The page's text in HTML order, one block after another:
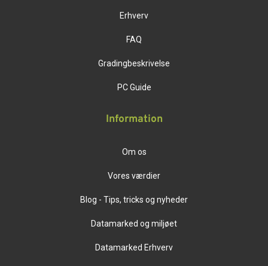
Erhverv
FAQ
Gradingbeskrivelse
PC Guide
Information
Om os
Vores værdier
Blog - Tips, tricks og nyheder
Datamarked og miljøet
Datamarked Erhverv